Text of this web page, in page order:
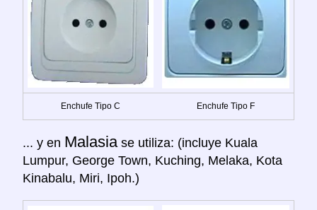
Enchufe Tipo C Enchufe Tipo F
... y en Malasia se utiliza: (incluye Kuala
Lumpur, George Town, Kuching, Melaka, Kota
Kinabalu, Miri, Ipoh.)